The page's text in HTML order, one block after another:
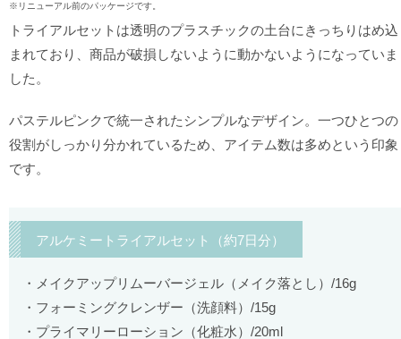
※リニューアル前のパッケージです。
トライアルセットは透明のプラスチックの土台にきっちりはめ込
まれており、商品が破損しないように動かないようになっていま
した。
パステルピンクで統一されたシンプルなデザイン。一つひとつの
役割がしっかり分かれているため、アイテム数は多めという印象
です。
アルケミートライアルセット（約7日分）
メイクアップリムーバージェル（メイク落とし）/16g
フォーミングクレンザー（洗顔料）/15g
プライマリーローション（化粧水）/20ml